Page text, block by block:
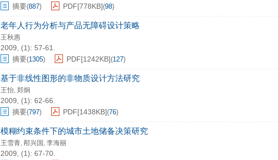
摘要(887) PDF[778KB](98)
老年人行为分析与产品无障碍设计策略
王秋惠
2009, (1): 57-61.
摘要(1305) PDF[1242KB](127)
基于非线性图形的非物质设计方法研究
王怡, 郑炯
2009, (1): 62-66.
摘要(797) PDF[1438KB](76)
模糊约束条件下的城市土地储备决策研究
王雪青, 邴兴国 , 李海丽
2009, (1): 67-70.